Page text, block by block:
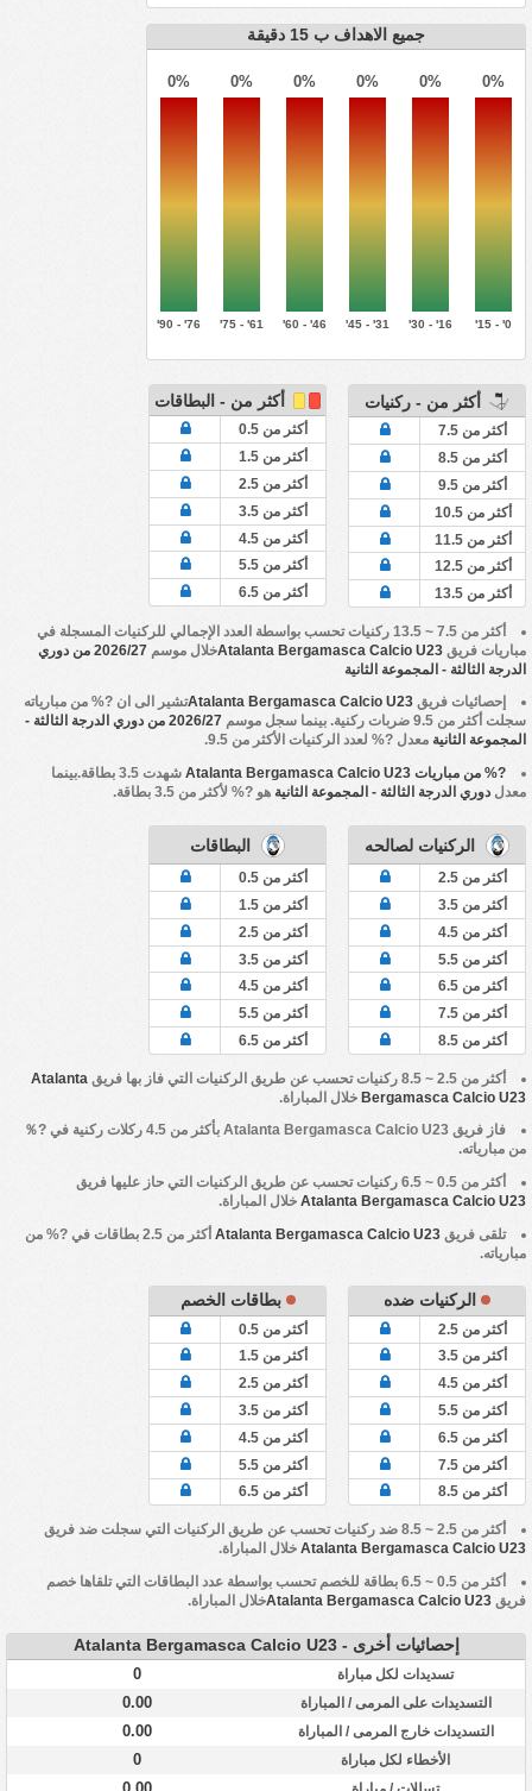
جميع الاهداف ب 15 دقيقة
0% 0% 0% 0% 0% 0%
76' - 90' 61' - 75' 46' - 60' 31' - 45' 16' - 30' 0' - 15'
أكثر من - ركنيات
أكثر من 7.5
أكثر من 8.5
أكثر من 9.5
أكثر من 10.5
أكثر من 11.5
أكثر من 12.5
أكثر من 13.5
أكثر من - البطاقات
أكثر من 0.5
أكثر من 1.5
أكثر من 2.5
أكثر من 3.5
أكثر من 4.5
أكثر من 5.5
أكثر من 6.5
أكثر من 7.5 ~ 13.5 ركنيات تحسب بواسطة العدد الإجمالي للركنيات المسجلة في
مباريات فريق Atalanta Bergamasca Calcio U23خلال موسم
2026/27 من دوري
الدرجة الثالثة - المجموعة الثانية
إحصائيات فريق Atalanta Bergamasca Calcio U23تشير الى ان ?% من مبارياته
سجلت أكثر من 9.5 ضربات ركنية. بينما سجل موسم
2026/27 من دوري الدرجة الثالثة -
المجموعة الثانية معدل ?% لعدد الركنيات الأكثر من 9.5.
?% من مباريات Atalanta Bergamasca Calcio U23
شهدت 3.5 بطاقة.بينما
معدل دوري الدرجة الثالثة - المجموعة الثانية هو ?% لأكثر من 3.5 بطاقة.
الركنيات لصالحه
أكثر من 2.5
أكثر من 3.5
أكثر من 4.5
أكثر من 5.5
أكثر من 6.5
أكثر من 7.5
أكثر من 8.5
البطاقات
أكثر من 0.5
أكثر من 1.5
أكثر من 2.5
أكثر من 3.5
أكثر من 4.5
أكثر من 5.5
أكثر من 6.5
أكثر من 2.5 ~ 8.5 ركنيات تحسب عن طريق الركنيات التي فاز بها فريق
Atalanta
Bergamasca Calcio U23 خلال المباراة.
فاز فريق Atalanta Bergamasca Calcio U23
بأكثر من 4.5 ركلات ركنية في ?％
من مبارياته.
أكثر من 0.5 ~ 6.5 ركنيات تحسب عن طريق الركنيات التي حاز عليها فريق
Atalanta Bergamasca Calcio U23 خلال المباراة.
تلقى فريق Atalanta Bergamasca Calcio U23
أكثر من 2.5 بطاقات في ?% من
مبارياته.
الركنيات ضده
أكثر من 2.5
أكثر من 3.5
أكثر من 4.5
أكثر من 5.5
أكثر من 6.5
أكثر من 7.5
أكثر من 8.5
بطاقات الخصم
أكثر من 0.5
أكثر من 1.5
أكثر من 2.5
أكثر من 3.5
أكثر من 4.5
أكثر من 5.5
أكثر من 6.5
أكثر من 2.5 ~ 8.5 ضد ركنيات تحسب عن طريق الركنيات التي سجلت ضد فريق
Atalanta Bergamasca Calcio U23 خلال المباراة.
أكثر من 0.5 ~ 6.5 بطاقة للخصم تحسب بواسطة عدد البطاقات التي تلقاها خصم
فريق Atalanta Bergamasca Calcio U23خلال المباراة.
إحصائيات أخرى - Atalanta Bergamasca Calcio U23
تسديدات لكل مباراة 0
التسديدات على المرمى / المباراة 0.00
التسديدات خارج المرمى / المباراة 0.00
الأخطاء لكل مباراة 0